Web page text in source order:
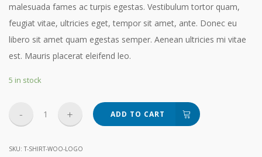
malesuada fames ac turpis egestas. Vestibulum tortor quam,
feugiat vitae, ultricies eget, tempor sit amet, ante. Donec eu
libero sit amet quam egestas semper. Aenean ultricies mi vitae
est. Mauris placerat eleifend leo.
5 in stock
Woo
ADD TO CART
SKU: T-SHIRT-WOO-LOGO